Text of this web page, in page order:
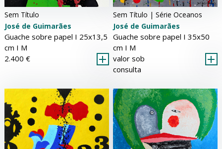
Sem Título
José de Guimarães
Guache sobre papel Ι 25x13,5
cm Ι M
2.400 €
Sem Título | Série Oceanos
José de Guimarães
Guache sobre papel Ι 35x50
cm Ι M
valor sob
consulta